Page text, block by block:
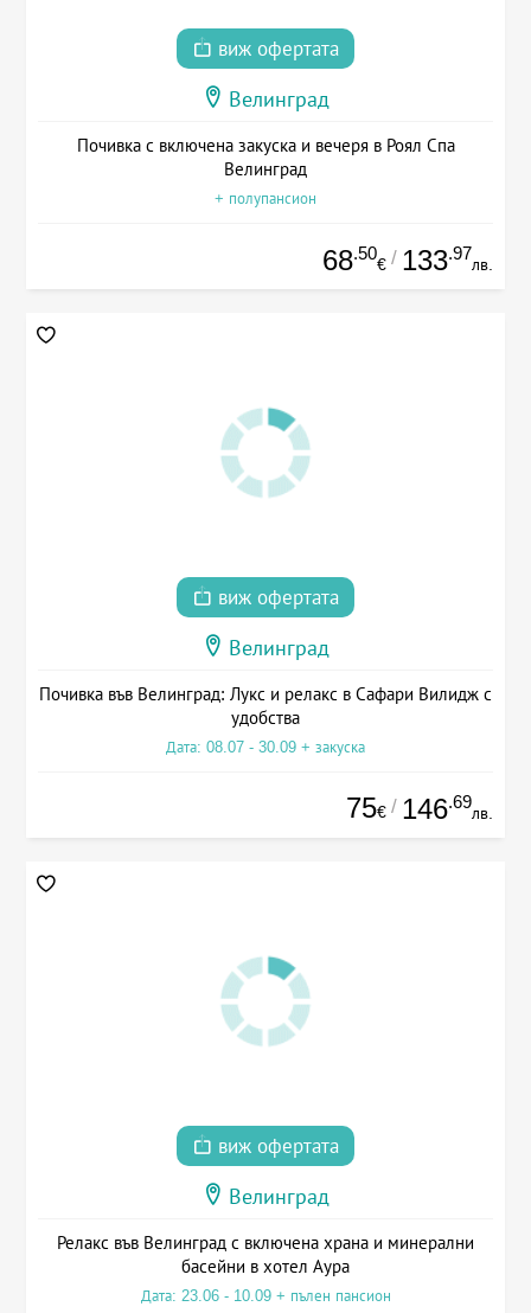
виж офертата
Велинград
Почивка с включена закуска и вечеря в Роял Спа
Велинград
+ полупансион
68.50
€ / 133.97
лв.
виж офертата
Велинград
Почивка във Велинград: Лукс и релакс в Сафари Вилидж с
удобства
Дата: 08.07 - 30.09 + закуска
75€ / 146.69
лв.
виж офертата
Велинград
Релакс във Велинград с включена храна и минерални
басейни в хотел Аура
Дата: 23.06 - 10.09 + пълен пансион